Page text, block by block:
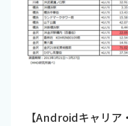
【Androidキャリア